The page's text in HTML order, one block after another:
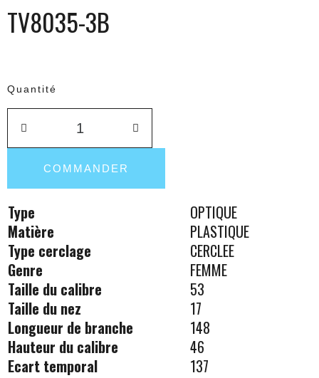
TV8035-3B
Quantité
COMMANDER
Type
OPTIQUE
Matière
PLASTIQUE
Type cerclage
CERCLEE
Genre
FEMME
Taille du calibre
53
Taille du nez
17
Longueur de branche
148
Hauteur du calibre
46
Ecart temporal
137